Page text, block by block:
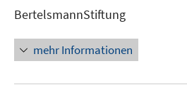
BertelsmannStiftung
mehr Informationen